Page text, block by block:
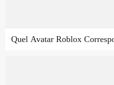
Quel Avatar Roblox